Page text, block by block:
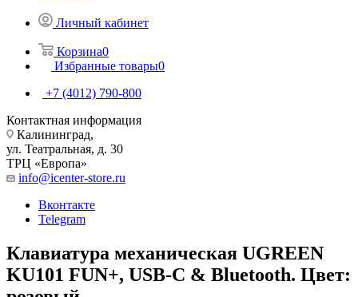
Личный кабинет
Корзина0
Избранные товары0
+7 (4012) 790-800
Контактная информация
Калининград,
ул. Театральная, д. 30
ТРЦ «Европа»
info@icenter-store.ru
Вконтакте
Telegram
Клавиатура механическая UGREEN
KU101 FUN+, USB-C & Bluetooth. Цвет: